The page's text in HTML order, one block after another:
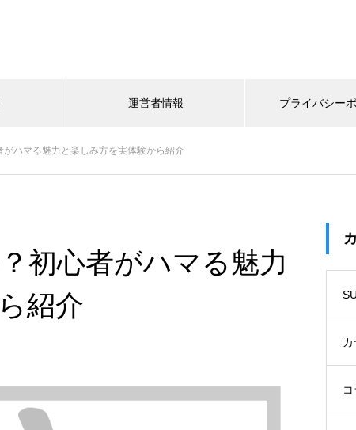
運営者情報 プライバシー
ハマる魅力と楽しみ方を実体験から紹介
初心者がハマる魅力
紹介
カ